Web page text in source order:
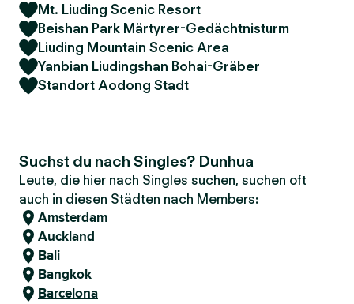
Mt. Liuding Scenic Resort
Beishan Park Märtyrer-Gedächtnisturm
Liuding Mountain Scenic Area
Yanbian Liudingshan Bohai-Gräber
Standort Aodong Stadt
Suchst du nach Singles? Dunhua
Leute, die hier nach Singles suchen, suchen oft
auch in diesen Städten nach Members:
Amsterdam
Auckland
Bali
Bangkok
Barcelona